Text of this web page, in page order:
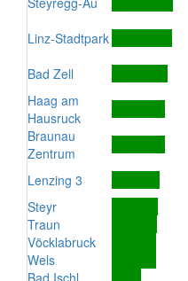
Linz-Stadtpark
Bad Zell
Haag am
Hausruck
Braunau
Zentrum
Lenzing 3
Steyr
Traun
Vöcklabruck
Wels
Bad Ischl